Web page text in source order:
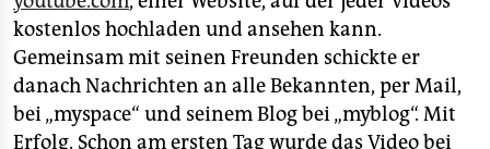
kostenlos hochladen und ansehen kann.
Gemeinsam mit seinen Freunden schickte er
danach Nachrichten an alle Bekannten, per Mail,
bei „myspace“ und seinem Blog bei „myblog“. Mit
Erfolg. Schon am ersten Tag wurde das Video bei